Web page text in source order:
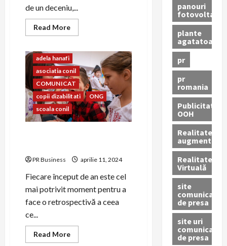
de un deceniu,...
Read MoreRead
more
CONIL
da
start
inscrierilor
la
evenimentul
Mama,
supereroina
mea!,
ediție
adela hanafi
asociatia conil
COMUNICAT
copii dizabilitati
ONG
scoala conil
PR Business aprilie 11, 2024
Fiecare început de an este cel
mai potrivit moment pentru a
face o retrospectivă a ceea
ce...
Read MoreRead
more
panouri
fotovoltaice
plante
agatatoare
pr
pr
romania
Publicitate
OOH
Realitatea
augmentată
Realitatea
Virtuală
site
comunicate
de presa
site uri
comunicate
de presa